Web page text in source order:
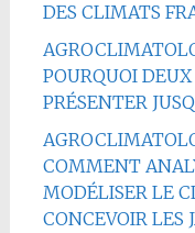
DES CLIMATS
POURQUOI
PRÉSENTER
COMMENT
MODÉLISER LE
CONCEVOIR LES